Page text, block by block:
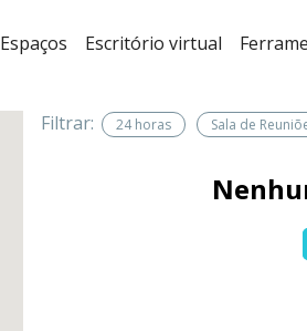
Espaços Escritório virtual
Filtrar: 24 horas Sala de